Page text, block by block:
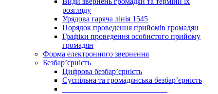
розгляду
Урядова гаряча лінія 1545
Порядок проведення прийомів громадян
Графіки проведення особистого прийому
громадян
Форма електронного звернення
Безбар’єрність
Цифрова безбар’єрність
Суспільна та громадянська безбар’єрність